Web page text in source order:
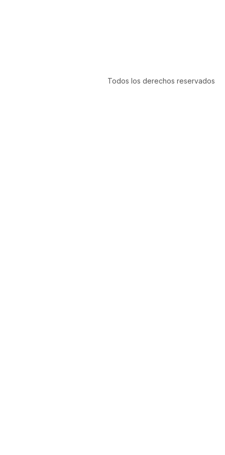
Todos los derechos reservados